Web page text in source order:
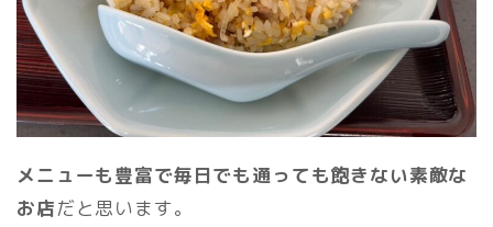
メニューも豊富で毎日でも通っても飽きない素敵な
お店だと思います。